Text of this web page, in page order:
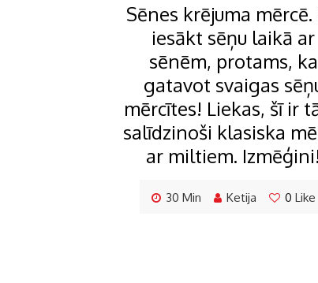
Sēnes krējuma mērcē.
iesākt sēņu laikā ar
sēnēm, protams, ka
gatavot svaigas
mērcītes! Liekas, šī ir
salīdzinoši klasiska
ar miltiem. Izmēģini!
30 Min Ketija 0 Like